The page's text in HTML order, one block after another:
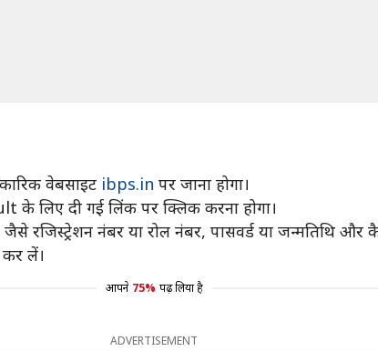
वेबसाइट ibps.in पर जाना होगा।
लिए दी गई लिंक पर क्लिक करना होगा।
नंबर या रोल नंबर, पासवर्ड या जन्मतिथि और
लें।
आपने 75% पढ़ लिया है
ADVERTISEMENT